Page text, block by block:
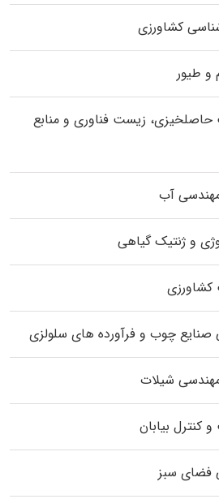
کشاورزی
و طیور
زیست فناوری و منابع
آب
و ژنتیک گیاهی
کشاورزی
صنایع چوب و فرآورده‌ های سلولزی
شیلات
کنترل بیابان
فضای سبز